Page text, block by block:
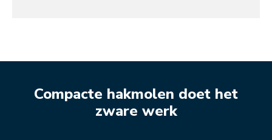
Compacte hakmolen doet het
zware werk